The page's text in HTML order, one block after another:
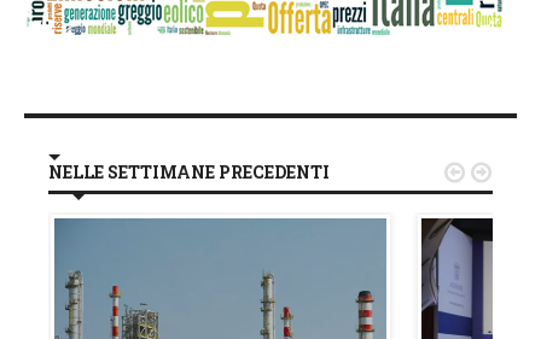
NELLE SETTIMANE PRECEDENTI  